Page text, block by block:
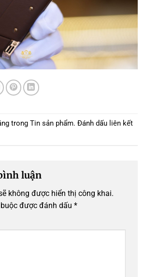
trong Tin sản phẩm. Đánh dấu liên kết
luận
không được hiển thị công khai.
được đánh dấu *